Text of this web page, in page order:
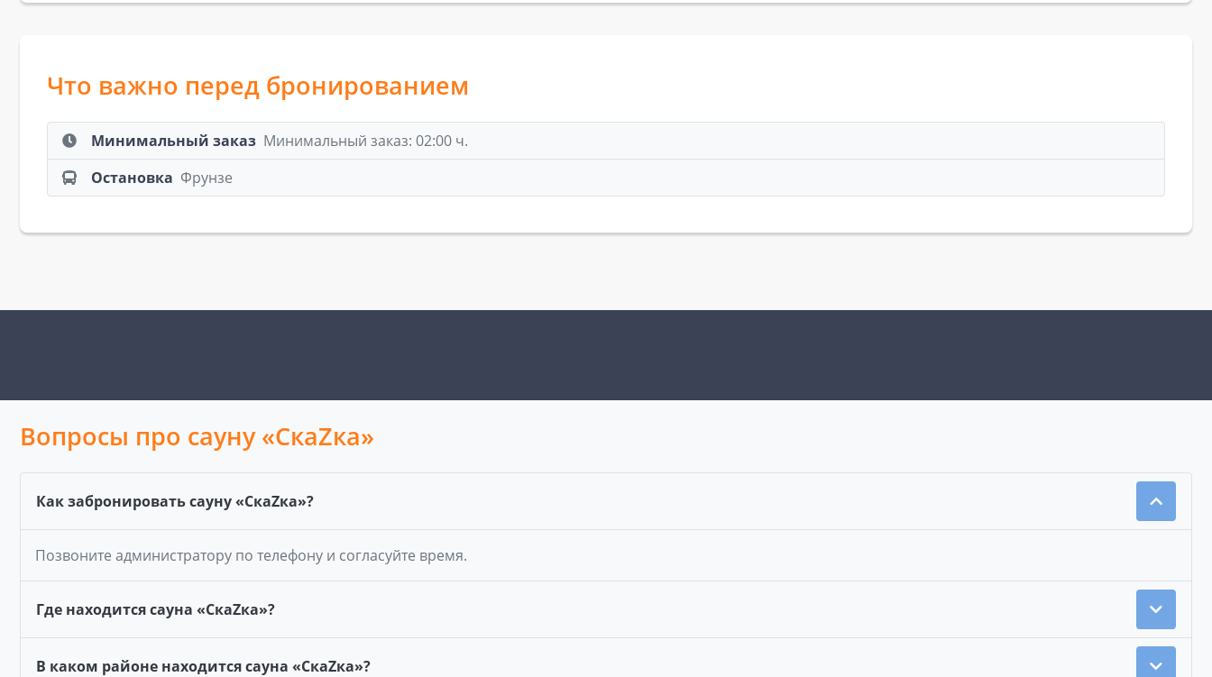
Что важно перед бронированием
Минимальный заказ Минимальный заказ: 02:00 ч.
Остановка Фрунзе
Вопросы про сауну «СкаZка»
Как забронировать сауну «СкаZка»?
Позвоните администратору по телефону и согласуйте время.
Где находится сауна «СкаZка»?
В каком районе находится сауна «СкаZка»?